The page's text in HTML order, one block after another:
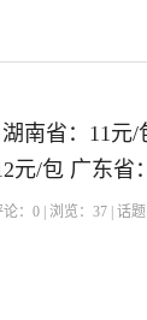
南省：11元
元/包 广东省
论：0 | 浏览：37 | 话题